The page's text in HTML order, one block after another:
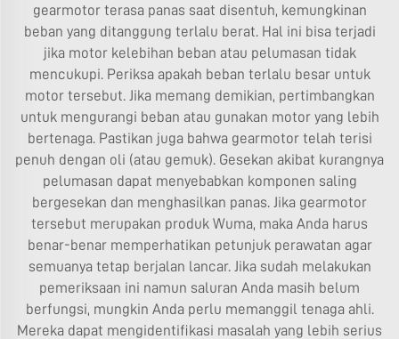
gearmotor terasa panas saat disentuh, kemungkinan
beban yang ditanggung terlalu berat. Hal ini bisa terjadi
jika motor kelebihan beban atau pelumasan tidak
mencukupi. Periksa apakah beban terlalu besar untuk
motor tersebut. Jika memang demikian, pertimbangkan
untuk mengurangi beban atau gunakan motor yang lebih
bertenaga. Pastikan juga bahwa gearmotor telah terisi
penuh dengan oli (atau gemuk). Gesekan akibat kurangnya
pelumasan dapat menyebabkan komponen saling
bergesekan dan menghasilkan panas. Jika gearmotor
tersebut merupakan produk Wuma, maka Anda harus
benar-benar memperhatikan petunjuk perawatan agar
semuanya tetap berjalan lancar. Jika sudah melakukan
pemeriksaan ini namun saluran Anda masih belum
berfungsi, mungkin Anda perlu memanggil tenaga ahli.
Mereka dapat mengidentifikasi masalah yang lebih serius